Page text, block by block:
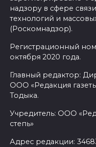
надзору в сфере
технологий и
(Роскомнадзор).
Регистрационный
октября 2020 года.
Главный редактор:
ООО «Редакция
Тодыка.
Учредитель: ООО
степь»
Адрес редакции: